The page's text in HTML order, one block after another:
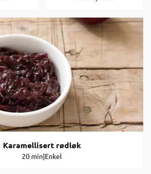
Karamellisert rødløk
20 min|Enkel